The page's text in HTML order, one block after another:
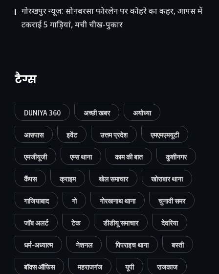
गोरखपुर न्यूज़: सोनबरसा फोरलेन पर कोहरे का कहर, आपस में
टकराईं 5 गाड़ियां, मची चीख-पुकार
टैग्स
DUNIYA 360 अच्छी खबर अयोध्या
आसपास इवेंट उत्तम प्रदेश एमएमएमयूटी
एमजीयूजी एम्स थाना काम की बात कुशीनगर
कैंपस क्राइम खेल समाचार खोराबार थाना
गाजियाबाद गो गोरखनाथ थाना चुनावी समर
जॉब अलर्ट टेक डीडीयू समाचार देवरिया
धर्म-अध्यात्म नेशनल पिपराइच थाना बस्ती
बॉक्स ऑफिस महराजगंज यूपी राजकाज